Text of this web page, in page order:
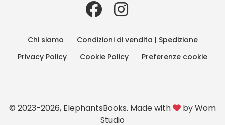
Chi siamo
Condizioni di vendita | Spedizione
Privacy Policy
Cookie Policy Preferenze cookie
© 2023-2026, ElephantsBooks. Made with byWom
Studio